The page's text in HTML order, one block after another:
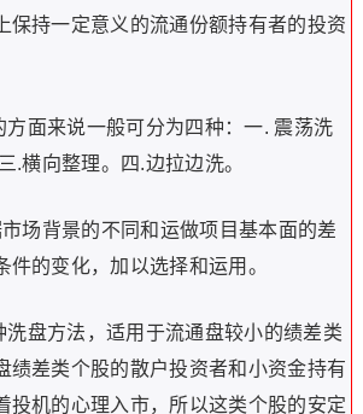
保持一定意义的流通份额持有者的投资
面来说一般可分为四种：一. 震荡洗
.横向整理。四.边拉边洗。
场背景的不同和运做项目基本面的差
件的变化，加以选择和运用。
洗盘方法，适用于流通盘较小的绩差类
绩差类个股的散户投资者和小资金持有
投机的心理入市，所以这类个股的安定